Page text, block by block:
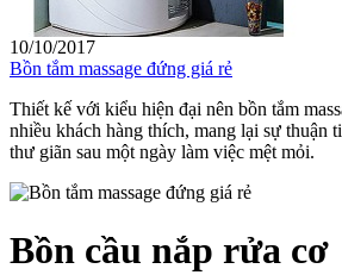
10/10/2017
Bồn tắm massage đứng giá rẻ
Thiết kế với kiểu hiện đại nên bồn tắm
nhiều khách hàng thích, mang lại sự thuận
thư giãn sau một ngày làm việc mệt mỏi.
Bồn cầu nắp rửa cơ